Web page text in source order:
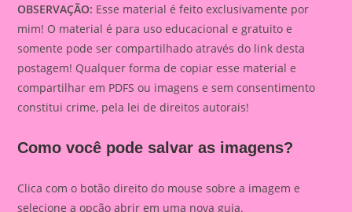
OBSERVAÇÃO: Esse material é feito exclusivamente por
mim! O material é para uso educacional e gratuito e
somente pode ser compartilhado através do link desta
postagem! Qualquer forma de copiar esse material e
compartilhar em PDFS ou imagens e sem consentimento
constitui crime, pela lei de direitos autorais!
Como você pode salvar as imagens?
Clica com o botão direito do mouse sobre a imagem e
selecione a opção abrir em uma nova guia.